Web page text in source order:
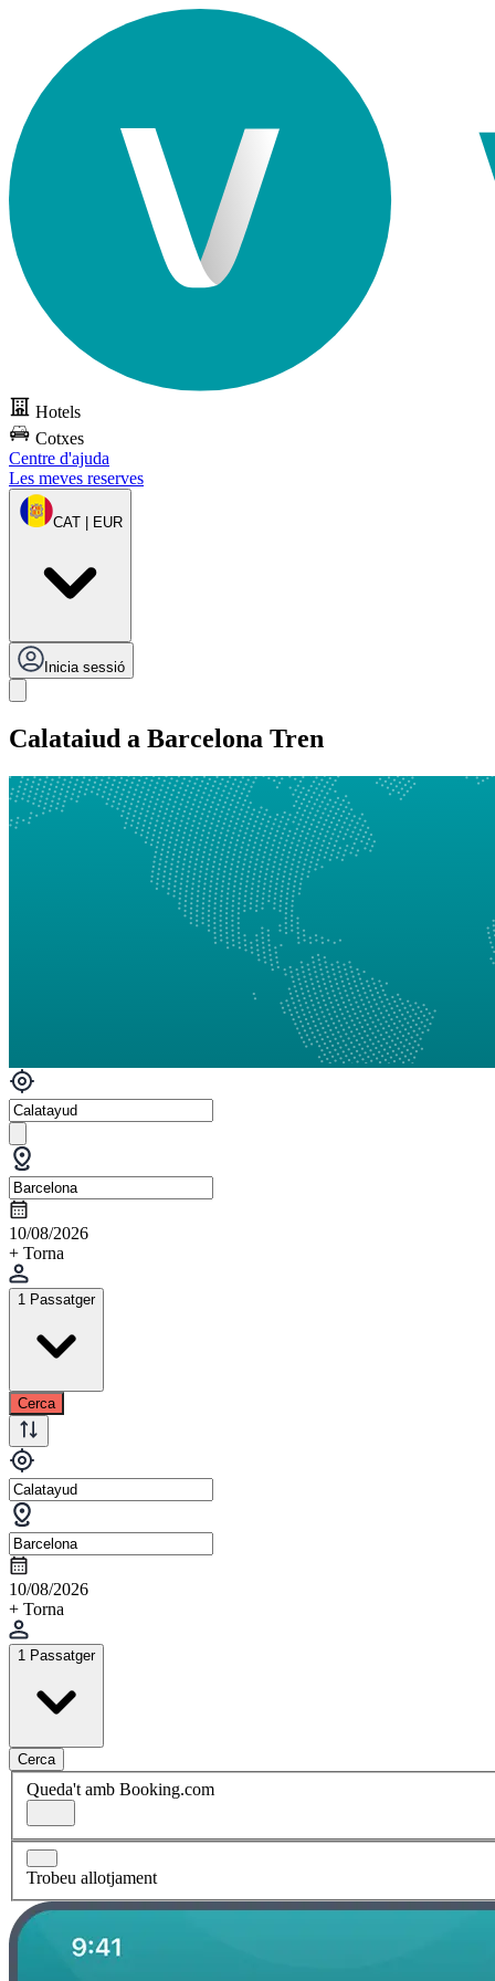
Hotels
Cotxes
Centre d'ajuda
Les meves reserves
CAT | EUR
Inicia sessió
Calataiud a Barcelona Tren
10/08/2026
+ Torna
1 Passatger
Cerca
10/08/2026
+ Torna
1 Passatger
Cerca
Queda't amb Booking.com
Trobeu allotjament